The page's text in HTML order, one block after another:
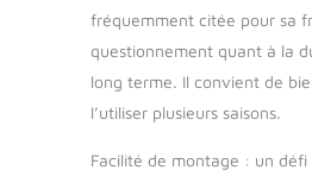
fréquemment citée pour sa
questionnement quant à la
long terme. Il convient de
l’utiliser plusieurs saisons.
Facilité de montage : un défi